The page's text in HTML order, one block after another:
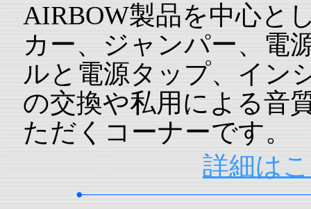
AIRBOW製品を中心と
カー、ジャンパー、電
ルと電源タップ、イン
の交換や私用による音
ただくコーナーです。
詳細は